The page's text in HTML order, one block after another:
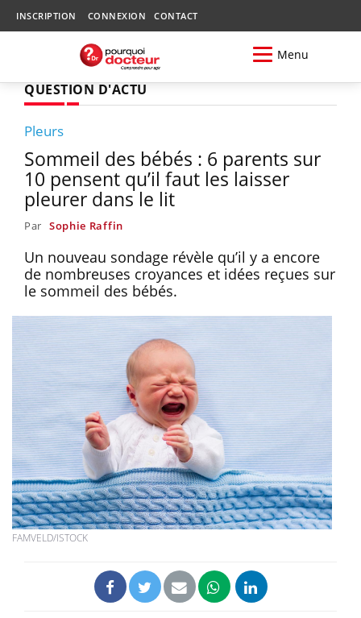
INSCRIPTION CONNEXION CONTACT
Menu
QUESTION D'ACTU
Pleurs
Sommeil des bébés : 6 parents sur
10 pensent qu’il faut les laisser
pleurer dans le lit
Par Sophie Raffin
Un nouveau sondage révèle qu’il y a encore
de nombreuses croyances et idées reçues sur
le sommeil des bébés.
FAMVELD/ISTOCK